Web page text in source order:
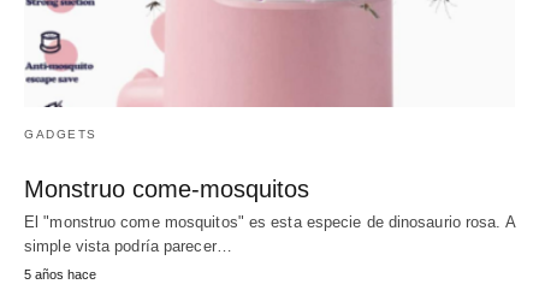
GADGETS
Monstruo come-mosquitos
El "monstruo come mosquitos" es esta especie de dinosaurio rosa. A
simple vista podría parecer…
5 años hace